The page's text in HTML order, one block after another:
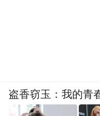
盗香窃玉：我的青